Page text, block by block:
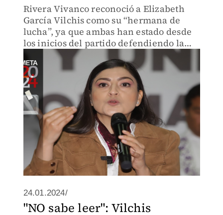
Rivera Vivanco reconoció a Elizabeth
García Vilchis como su “hermana de
lucha”, ya que ambas han estado desde
los inicios del partido defendiendo la
Cuarta Transformación.
24.01.2024/
"NO sabe leer": Vilchis